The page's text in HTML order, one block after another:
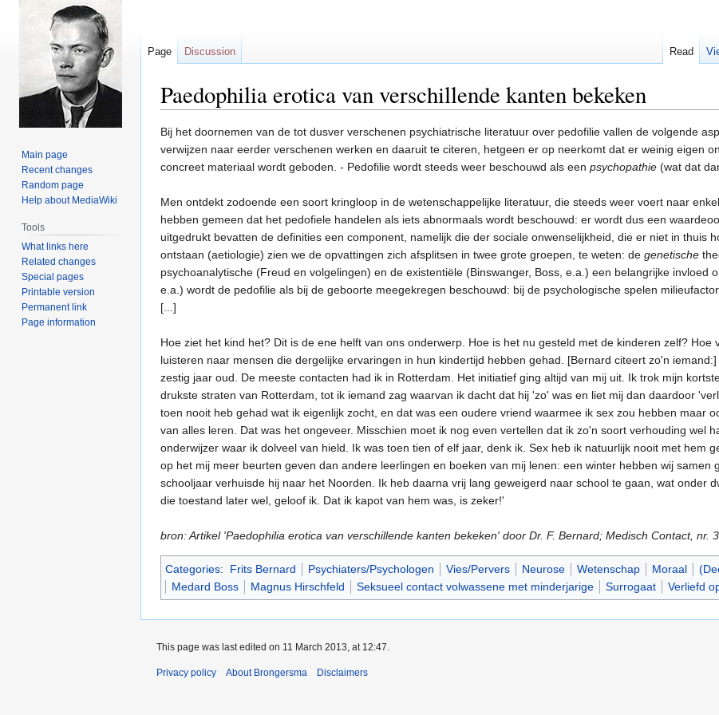
Paedophilia erotica van verschillende kanten bekeken
Jump
to
navigation
Jump
to
search
Bij het doornemen van de tot dusver verschenen psychiatrische literatuur over pedofilie vallen de volgende
verwijzen naar eerder verschenen werken en daaruit te citeren, hetgeen er op neerkomt dat er weinig eigen
concreet materiaal wordt geboden. - Pedofilie wordt steeds weer beschouwd als een psychopathie (wat dat
Men ontdekt zodoende een soort kringloop in de wetenschappelijke literatuur, die steeds weer voert naar
hebben gemeen dat het pedofiele handelen als iets abnormaals wordt beschouwd: er wordt dus een
uitgedrukt bevatten de definities een component, namelijk die der sociale onwenselijkheid, die er niet in thuis
ontstaan (aetiologie) zien we de opvattingen zich afsplitsen in twee grote groepen, te weten: de genetische
psychoanalytische (Freud en volgelingen) en de existentiële (Binswanger, Boss, e.a.) een belangrijke invloed
e.a.) wordt de pedofilie als bij de geboorte meegekregen beschouwd: bij de psychologische spelen
[...]
Hoe ziet het kind het? Dit is de ene helft van ons onderwerp. Hoe is het nu gesteld met de kinderen zelf?
luisteren naar mensen die dergelijke ervaringen in hun kindertijd hebben gehad. [Bernard citeert zo'n
zestig jaar oud. De meeste contacten had ik in Rotterdam. Het initiatief ging altijd van mij uit. Ik trok mijn
drukste straten van Rotterdam, tot ik iemand zag waarvan ik dacht dat hij 'zo' was en liet mij dan daardoor
toen nooit heb gehad wat ik eigenlijk zocht, en dat was een oudere vriend waarmee ik sex zou hebben maar
van alles leren. Dat was het ongeveer. Misschien moet ik nog even vertellen dat ik zo'n soort verhouding wel
onderwijzer waar ik dolveel van hield. Ik was toen tien of elf jaar, denk ik. Sex heb ik natuurlijk nooit met hem
op het mij meer beurten geven dan andere leerlingen en boeken van mij lenen: een winter hebben wij
schooljaar verhuisde hij naar het Noorden. Ik heb daarna vrij lang geweigerd naar school te gaan, wat onder
die toestand later wel, geloof ik. Dat ik kapot van hem was, is zeker!'
bron: Artikel 'Paedophilia erotica van verschillende kanten bekeken' door Dr. F. Bernard; Medisch Contact, nr.
Categories: Frits Bernard Psychiaters/Psychologen Vies/Pervers Neurose Wetenschap Moraal
Medard Boss
Magnus Hirschfeld Seksueel contact volwassene met minderjarige Surrogaat Verliefd
Page Discussion Read
Main page
Recent changes
Random page
Help about MediaWiki
Tools
What links here
Related changes
Special pages
Printable version
Permanent link
Page information
This page was last edited on 11 March 2013, at 12:47.
Privacy policy About Brongersma Disclaimers